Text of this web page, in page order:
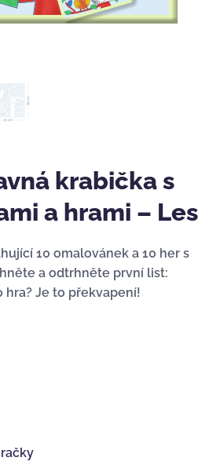
krabička s
a hrami – Les
10 omalovánek a 10 her s
a odtrhněte první list:
hra? Je to překvapení!